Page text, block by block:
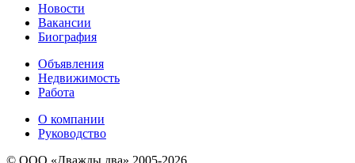
Новости
Вакансии
Биография
Объявления
Недвижимость
Работа
О компании
Руководство
© ООО «Дважды два» 2005-2026